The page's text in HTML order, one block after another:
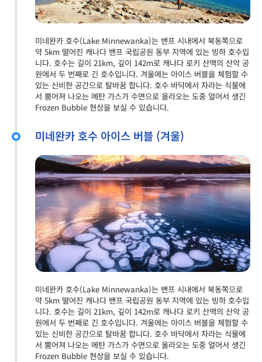
미네완카 호수(Lake Minnewanka)는 밴프 시내에서 북동쪽으로
약 5km 떨어진 캐나다 밴프 국립공원 동부 지역에 있는 빙하 호수입
니다. 호수는 길이 21km, 깊이 142m로 캐나다 로키 산맥의 산악 공
원에서 두 번째로 긴 호수입니다. 겨울에는 아이스 버블을 체험할 수
있는 신비한 공간으로 탈바꿈 합니다. 호수 바닥에서 자라는 식물에
서 뿜어져 나오는 메탄 가스가 수면으로 올라오는 도중 얼어서 생긴
Frozen Bubble 현상을 보실 수 있습니다.
미네완카 호수 아이스 버블 (겨울)
미네완카 호수(Lake Minnewanka)는 밴프 시내에서 북동쪽으로
약 5km 떨어진 캐나다 밴프 국립공원 동부 지역에 있는 빙하 호수입
니다. 호수는 길이 21km, 깊이 142m로 캐나다 로키 산맥의 산악 공
원에서 두 번째로 긴 호수입니다. 겨울에는 아이스 버블을 체험할 수
있는 신비한 공간으로 탈바꿈 합니다. 호수 바닥에서 자라는 식물에
서 뿜어져 나오는 메탄 가스가 수면으로 올라오는 도중 얼어서 생긴
Frozen Bubble 현상을 보실 수 있습니다.